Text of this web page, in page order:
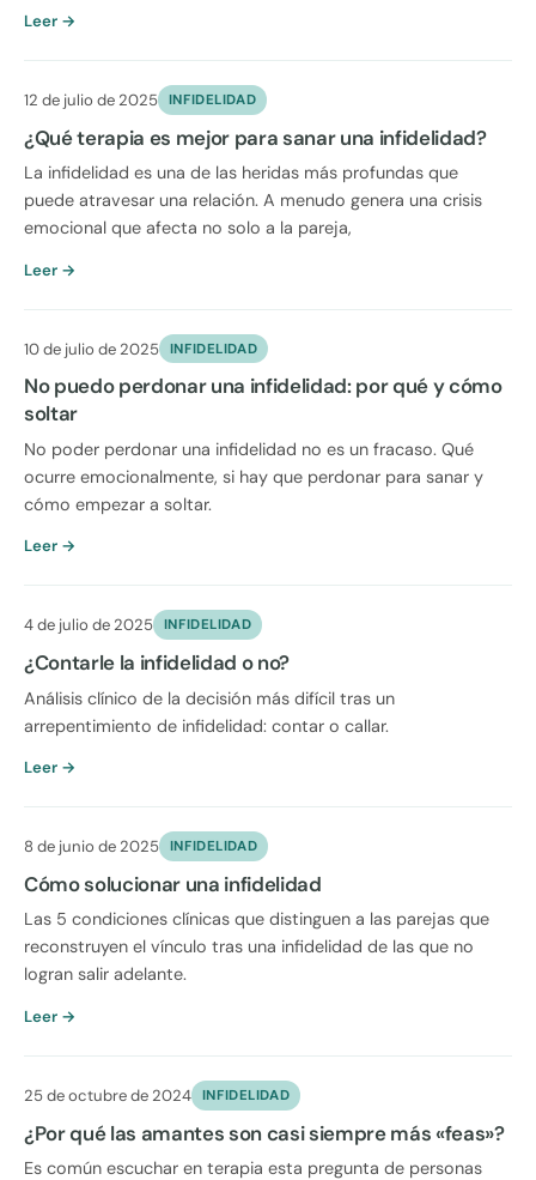
Leer →
12 de julio de 2025 INFIDELIDAD
¿Qué terapia es mejor para sanar una infidelidad?
La infidelidad es una de las heridas más profundas que
puede atravesar una relación. A menudo genera una crisis
emocional que afecta no solo a la pareja,
Leer →
10 de julio de 2025 INFIDELIDAD
No puedo perdonar una infidelidad: por qué y cómo
soltar
No poder perdonar una infidelidad no es un fracaso. Qué
ocurre emocionalmente, si hay que perdonar para sanar y
cómo empezar a soltar.
Leer →
4 de julio de 2025 INFIDELIDAD
¿Contarle la infidelidad o no?
Análisis clínico de la decisión más difícil tras un
arrepentimiento de infidelidad: contar o callar.
Leer →
8 de junio de 2025 INFIDELIDAD
Cómo solucionar una infidelidad
Las 5 condiciones clínicas que distinguen a las parejas que
reconstruyen el vínculo tras una infidelidad de las que no
logran salir adelante.
Leer →
25 de octubre de 2024 INFIDELIDAD
¿Por qué las amantes son casi siempre más «feas»?
Es común escuchar en terapia esta pregunta de personas